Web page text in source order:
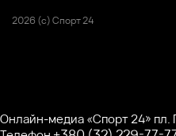
2026 (с) Спорт 24
Онлайн-медиа «Спорт 24» пл.